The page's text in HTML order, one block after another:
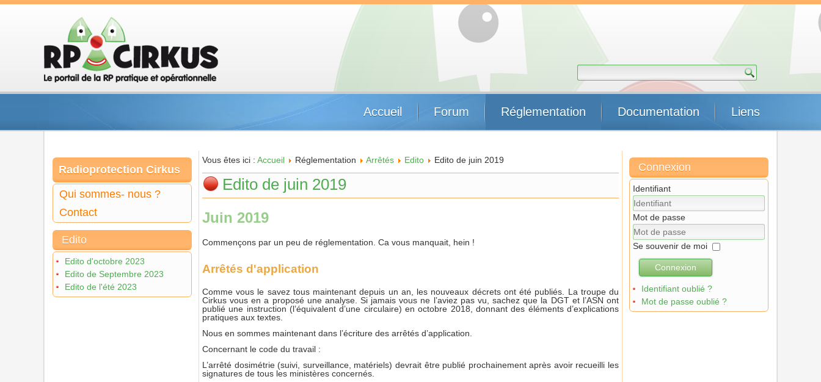
Accueil Forum Réglementation Documentation Liens
Radioprotection Cirkus
Qui sommes- nous ?
Contact
Edito
Edito d'octobre 2023
Edito de Septembre 2023
Edito de l'été 2023
Vous êtes ici : Accueil Réglementation Arrêtés Edito Edito de juin 2019
Edito de juin 2019
Juin 2019
Commençons par un peu de réglementation. Ca vous manquait, hein !
Arrêtés d'application
Comme vous le savez tous maintenant depuis un an, les nouveaux décrets ont été publiés. La troupe du
Cirkus vous en a proposé une analyse. Si jamais vous ne l’aviez pas vu, sachez que la DGT et l’ASN ont
publié une instruction (l’équivalent d’une circulaire) en octobre 2018, donnant des éléments d’explications
pratiques aux textes.
Nous en sommes maintenant dans l’écriture des arrêtés d’application.
Concernant le code du travail :
L’arrêté dosimétrie (suivi, surveillance, matériels) devrait être publié prochainement après avoir recueilli les
signatures de tous les ministères concernés.
Connexion
Identifiant
Mot de passe
Se souvenir de moi
Connexion
Identifiant oublié ?
Mot de passe oublié ?